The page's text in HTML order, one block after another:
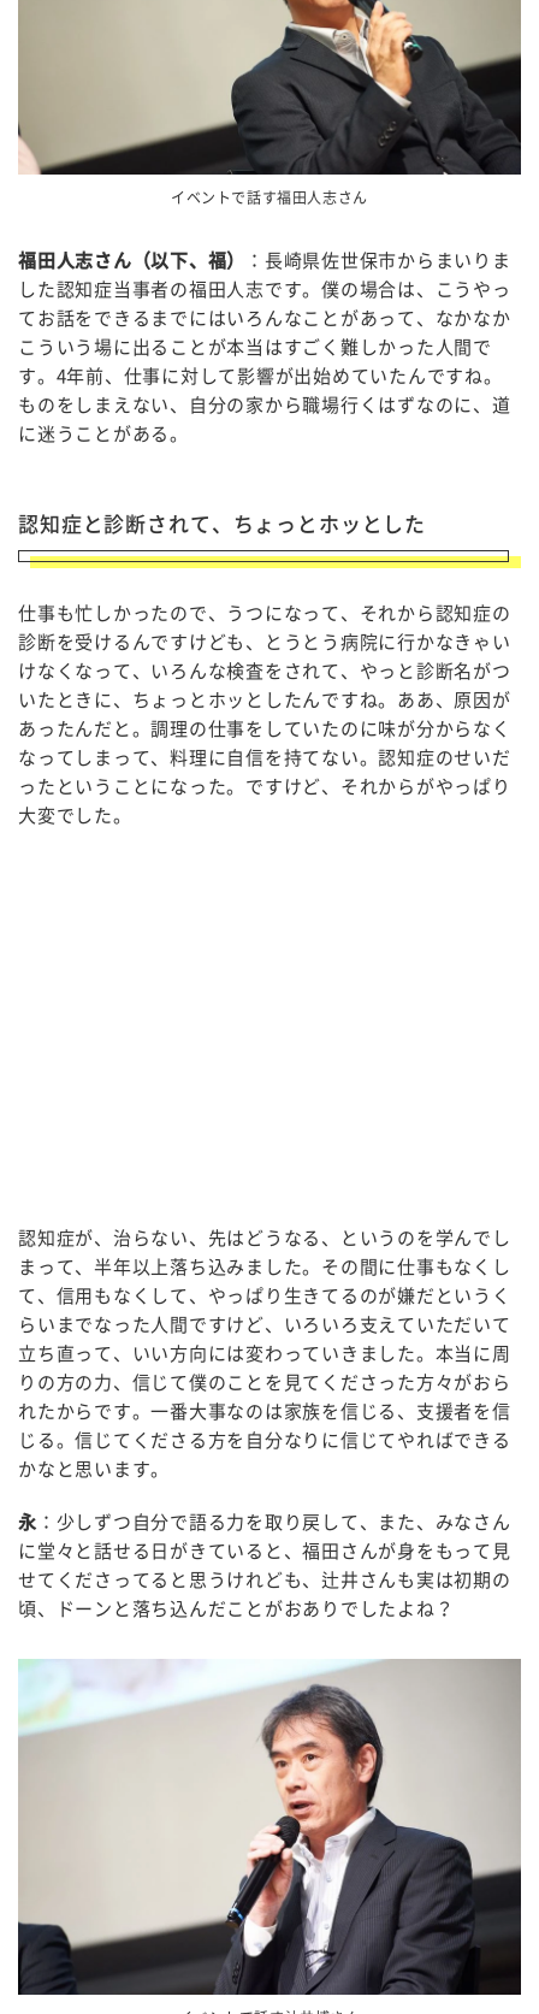
イベントで話す福田人志さん
福田人志さん（以下、福）
：長崎県佐世保市からまいりま
した認知症当事者の福田人志です。僕の場合は、こうやっ
てお話をできるまでにはいろんなことがあって、なかなか
こういう場に出ることが本当はすごく難しかった人間で
す。 4年前、仕事に対して影響が出始めていたんですね。
ものをしまえない、自分の家から職場行くはずなのに、道
に迷うことがある。
認知症と診断されて、ちょっとホッとした
仕事も忙しかったので、うつになって、それから認知症の
診断を受けるんですけども、とうとう病院に行かなきゃい
けなくなって、いろんな検査をされて、やっと診断名がつ
いたときに、ちょっとホッとしたんですね。ああ、原因が
あったんだと。調理の仕事をしていたのに味が分からなく
なってしまって、料理に自信を持てない。認知症のせいだ
ったということになった。ですけど、それからがやっぱり
大変でした。
認知症が、治らない、先はどうなる、というのを学んでし
まって、半年以上落ち込みました。その間に仕事もなくし
て、信用もなくして、やっぱり生きてるのが嫌だというく
らいまでなった人間ですけど、いろいろ支えていただいて
立ち直って、いい方向には変わっていきました。本当に周
りの方の力、信じて僕のことを見てくださった方々がおら
れたからです。一番大事なのは家族を信じる、支援者を信
じる。信じてくださる方を自分なりに信じてやればできる
かなと思います。
永 ：少しずつ自分で語る力を取り戻して、また、みなさん
に堂々と話せる日がきていると、福田さんが身をもって見
せてくださってると思うけれども、辻井さんも実は初期の
頃、ドーンと落ち込んだことがおありでしたよね？